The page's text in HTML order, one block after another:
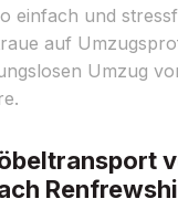
einfach und
auf
Umzug